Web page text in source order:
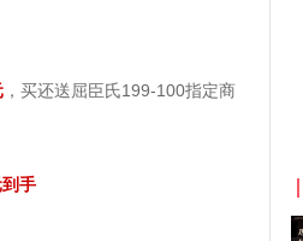
，买还送屈臣氏199-100指定商
手
券与京东返利红包！